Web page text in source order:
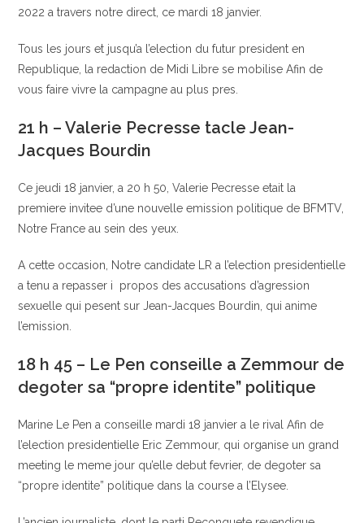
2022 a travers notre direct, ce mardi 18 janvier.
Tous les jours et jusqu’a l’election du futur president en
Republique, la redaction de Midi Libre se mobilise Afin de
vous faire vivre la campagne au plus pres.
21 h – Valerie Pecresse tacle Jean-
Jacques Bourdin
Ce jeudi 18 janvier, a 20 h 50, Valerie Pecresse etait la
premiere invitee d’une nouvelle emission politique de BFMTV,
Notre France au sein des yeux.
A cette occasion, Notre candidate LR a l’election presidentielle
a tenu a repasser i propos des accusations d’agression
sexuelle qui pesent sur Jean-Jacques Bourdin, qui anime
l’emission.
18 h 45 – Le Pen conseille a Zemmour de
degoter sa “propre identite” politique
Marine Le Pen a conseille mardi 18 janvier a le rival Afin de
l’election presidentielle Eric Zemmour, qui organise un grand
meeting le meme jour qu’elle debut fevrier, de degoter sa
“propre identite” politique dans la course a l’Elysee.